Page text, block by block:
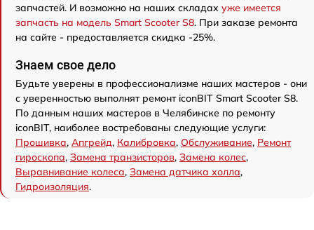
запчастей. И возможно на наших складах уже имеется
запчасть на модель Smart Scooter S8. При заказе ремонта
на сайте - предоставляется скидка -25%.
Знаем свое дело
Будьте уверены в профессионализме наших мастеров - они
с уверенностью выполнят ремонт iconBIT Smart Scooter S8.
По данным наших мастеров в Челябинске по ремонту
iconBIT, наиболее востребованы следующие услуги:
Прошивка, Апгрейд, Калибровка, Обслуживание, Ремонт
гироскопа, Замена транзисторов, Замена колес,
Выравнивание колеса, Замена датчика холла,
Гидроизоляция.